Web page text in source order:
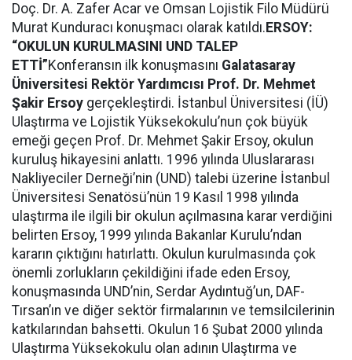
Doç. Dr. A. Zafer Acar ve Omsan Lojistik Filo Müdürü
Murat Kunduracı konuşmacı olarak katıldı. ERSOY:
“OKULUN KURULMASINI UND TALEP
ETTİ”Konferansın ilk konuşmasını Galatasaray
Üniversitesi Rektör Yardımcısı Prof. Dr. Mehmet
Şakir Ersoy gerçekleştirdi. İstanbul Üniversitesi (İÜ)
Ulaştırma ve Lojistik Yüksekokulu’nun çok büyük
emeği geçen Prof. Dr. Mehmet Şakir Ersoy, okulun
kuruluş hikayesini anlattı. 1996 yılında Uluslararası
Nakliyeciler Derneği’nin (UND) talebi üzerine İstanbul
Üniversitesi Senatösü’nün 19 Kasıl 1998 yılında
ulaştırma ile ilgili bir okulun açılmasına karar verdiğini
belirten Ersoy, 1999 yılında Bakanlar Kurulu’ndan
kararın çıktığını hatırlattı. Okulun kurulmasında çok
önemli zorlukların çekildiğini ifade eden Ersoy,
konuşmasında UND’nin, Serdar Aydıntuğ’un, DAF-
Tırsan’ın ve diğer sektör firmalarının ve temsilcilerinin
katkılarından bahsetti. Okulun 16 Şubat 2000 yılında
Ulaştırma Yüksekokulu olan adının Ulaştırma ve